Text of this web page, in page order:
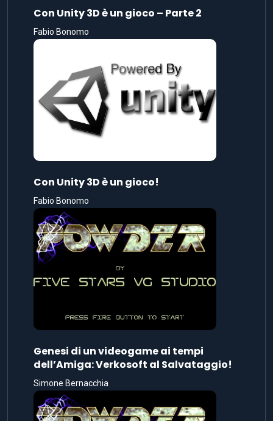
Con Unity 3D è un gioco – Parte 2
Fabio Bonomo
Con Unity 3D è un gioco!
Fabio Bonomo
Genesi di un videogame ai tempi
dell’Amiga: Verkosoft al Salvataggio!
Simone Bernacchia